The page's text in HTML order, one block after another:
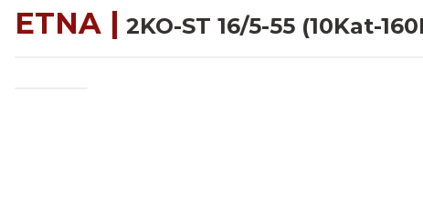
ETNA | 2KO-ST 16/5-55 (10Kat-